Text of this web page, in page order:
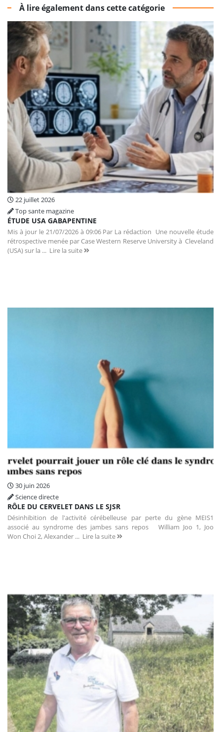
À lire également dans cette catégorie
22 juillet 2026
Top sante magazine
ÉTUDE USA GABAPENTINE
Mis à jour le 21/07/2026 à 09:06 Par La rédaction Une nouvelle étude
rétrospective menée par Case Western Reserve University à Cleveland
(USA) sur la ... Lire la suite
30 juin 2026
Science directe
RÔLE DU CERVELET DANS LE SJSR
Désinhibition de l'activité cérébelleuse par perte du gène MEIS1
associé au syndrome des jambes sans repos William Joo 1, Joo
Won Choi 2, Alexander ... Lire la suite